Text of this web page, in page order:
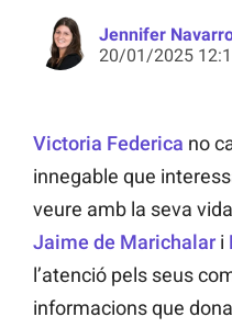
Jennifer
20/01/2025
Victoria Federica no
innegable que
veure amb la seva
Jaime de Marichalar i
l’atenció pels seus
informacions que